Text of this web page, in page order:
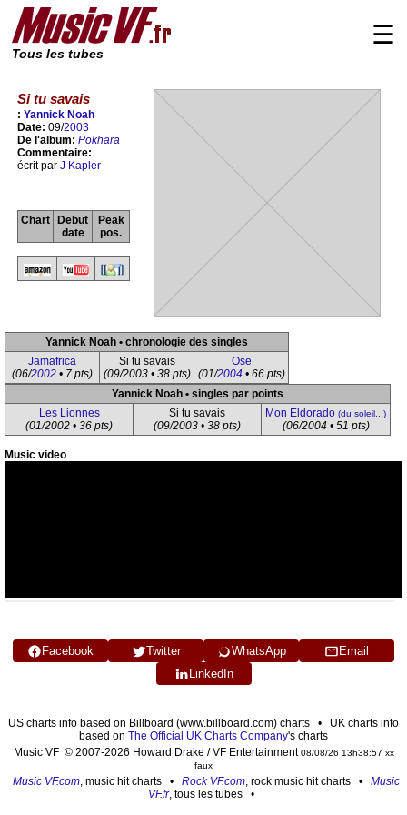
Tous les tubes
☰
Si tu savais
: Yannick Noah
Date: 09/2003
De l'album: Pokhara
Commentaire:
écrit par J Kapler
Chart
Debut
date
Peak
pos.
Yannick Noah • chronologie des singles
Jamafrica
(06/2002 • 7 pts)
Si tu savais
(09/2003 • 38 pts)
Ose
(01/2004• 66 pts)
Yannick Noah • singles par points
Les Lionnes
(01/2002 • 36 pts)
Si tu savais
(09/2003 • 38 pts)
Mon Eldorado (du soleil...)
(06/2004 • 51 pts)
Music video
Facebook Twitter WhatsApp
Email
LinkedIn
US charts info based on Billboard (www.billboard.com) charts • UK charts info
based on The Official UK Charts Company's charts
Music VF © 2007-2026 Howard Drake / VF Entertainment08/08/26 13h38:57 xx
faux
Music VF.com, music hit charts • Rock VF.com, rock music hit charts • Music
VF.fr, tous les tubes •